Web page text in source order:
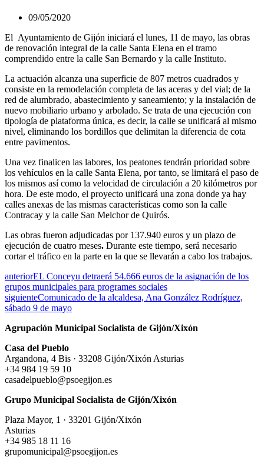
09/05/2020
El Ayuntamiento de Gijón iniciará el lunes, 11 de mayo, las obras
de renovación integral de la calle Santa Elena en el tramo
comprendido entre la calle San Bernardo y la calle Instituto.
La actuación alcanza una superficie de 807 metros cuadrados y
consiste en la remodelación completa de las aceras y del vial; de la
red de alumbrado, abastecimiento y saneamiento; y la instalación de
nuevo mobiliario urbano y arbolado. Se trata de una ejecución con
tipología de plataforma única, es decir, la calle se unificará al mismo
nivel, eliminando los bordillos que delimitan la diferencia de cota
entre pavimentos.
Una vez finalicen las labores, los peatones tendrán prioridad sobre
los vehículos en la calle Santa Elena, por tanto, se limitará el paso de
los mismos así como la velocidad de circulación a 20 kilómetros por
hora. De este modo, el proyecto unificará una zona donde ya hay
calles anexas de las mismas características como son la calle
Contracay y la calle San Melchor de Quirós.
Las obras fueron adjudicadas por 137.940 euros y un plazo de
ejecución de cuatro meses. Durante este tiempo, será necesario
cortar el tráfico en la parte en la que se llevarán a cabo los trabajos.
anteriorEL Conceyu detraerá 54.666 euros de la asignación de los
grupos municipales para programes sociales
siguienteComunicado de la alcaldesa, Ana González Rodríguez,
sábado 9 de mayo
Agrupación Municipal Socialista de Gijón/Xixón
Casa del Pueblo
Argandona, 4 Bis · 33208 Gijón/Xixón Asturias
+34 984 19 59 10
casadelpueblo@psoegijon.es
Grupo Municipal Socialista de Gijón/Xixón
Plaza Mayor, 1 · 33201 Gijón/Xixón
Asturias
+34 985 18 11 16
grupomunicipal@psoegijon.es